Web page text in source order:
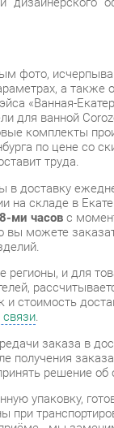
фото,
«Ванная-
для ванной Corozo
комплекты
по цене со
труда.
доставку
на складе в
ми часовс
можете заказать
и для
и стоимость
.
заказа в
получения заказа
решение об
упаковку,
- мы заменим
товара -
Готовые комплекты
1 год, а на